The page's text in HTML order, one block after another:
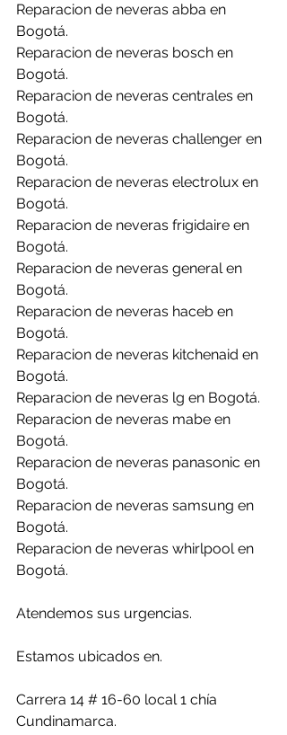
Reparacion de neveras abba en
Bogotá.
Reparacion de neveras bosch en
Bogotá.
Reparacion de neveras centrales en
Bogotá.
Reparacion de neveras challenger en
Bogotá.
Reparacion de neveras electrolux en
Bogotá.
Reparacion de neveras frigidaire en
Bogotá.
Reparacion de neveras general en
Bogotá.
Reparacion de neveras haceb en
Bogotá.
Reparacion de neveras kitchenaid en
Bogotá.
Reparacion de neveras lg en Bogotá.
Reparacion de neveras mabe en
Bogotá.
Reparacion de neveras panasonic en
Bogotá.
Reparacion de neveras samsung en
Bogotá.
Reparacion de neveras whirlpool en
Bogotá.
Atendemos sus urgencias.
Estamos ubicados en.
Carrera 14 # 16-60 local 1 chía
Cundinamarca.